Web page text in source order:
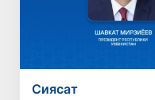
Сиясат